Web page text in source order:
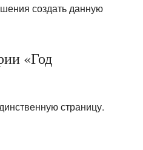
создать данную
«Год
страницу.